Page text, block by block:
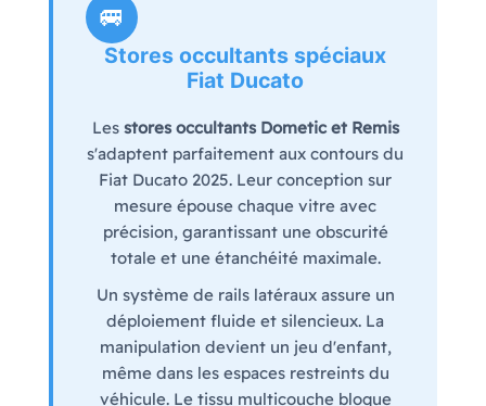
🚐
Stores occultants spéciaux
Fiat Ducato
Les stores occultants Dometic et Remis
s'adaptent parfaitement aux contours du
Fiat Ducato 2025. Leur conception sur
mesure épouse chaque vitre avec
précision, garantissant une obscurité
totale et une étanchéité maximale.
Un système de rails latéraux assure un
déploiement fluide et silencieux. La
manipulation devient un jeu d'enfant,
même dans les espaces restreints du
véhicule. Le tissu multicouche bloque